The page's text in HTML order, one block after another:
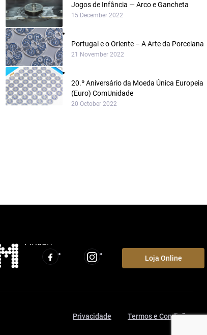
Jogos de Infância — Arco e Gancheta
15 December 2022
Portugal e o Oriente – A Arte da Porcelana
21 November 2022
20.º Aniversário da Moeda Única Europeia
(Euro) ComUnidade
20 October 2022
Loja Online
Privacidade Termos e Condições